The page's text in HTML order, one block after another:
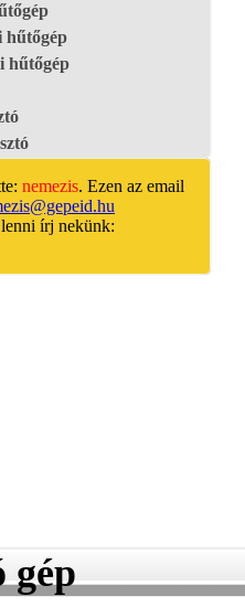
hűtőgép
hűtőgép
nemezis. Ezen az email
írj nekünk:
gép